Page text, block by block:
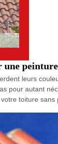
leurs
pour autant
toiture